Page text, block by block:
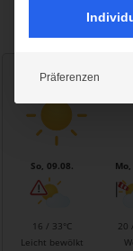
Wetter
So, 09.08.
16 / 33°C
Leicht bewölkt
Mo,
20
Präferenzen